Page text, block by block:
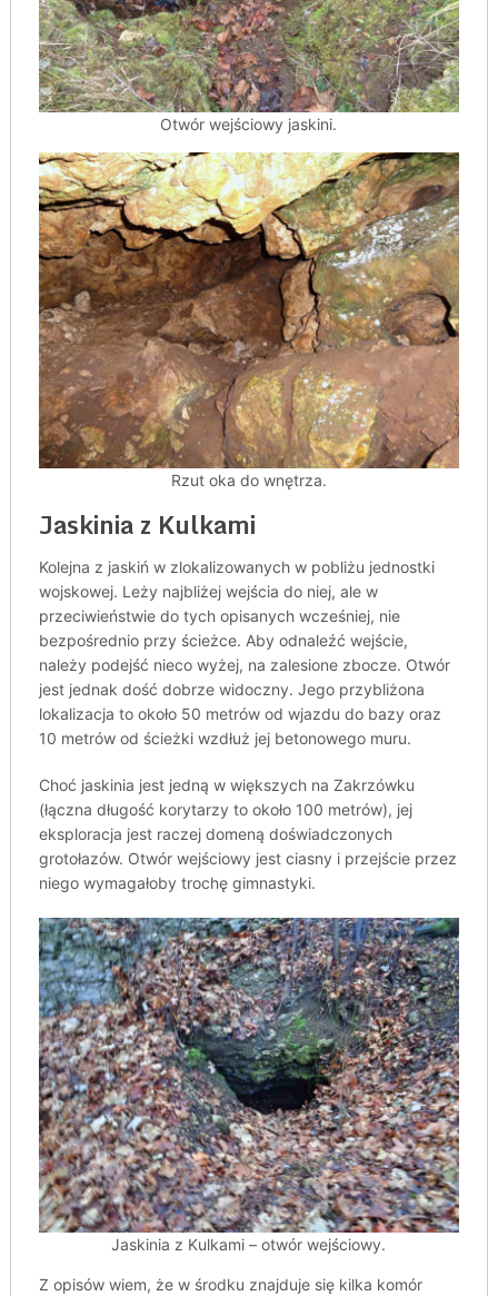
Otwór wejściowy jaskini.
Rzut oka do wnętrza.
Jaskinia z Kulkami
Kolejna z jaskiń w zlokalizowanych w pobliżu jednostki
wojskowej. Leży najbliżej wejścia do niej, ale w
przeciwieństwie do tych opisanych wcześniej, nie
bezpośrednio przy ścieżce. Aby odnaleźć wejście,
należy podejść nieco wyżej, na zalesione zbocze. Otwór
jest jednak dość dobrze widoczny. Jego przybliżona
lokalizacja to około 50 metrów od wjazdu do bazy oraz
10 metrów od ścieżki wzdłuż jej betonowego muru.
Choć jaskinia jest jedną w większych na Zakrzówku
(łączna długość korytarzy to około 100 metrów), jej
eksploracja jest raczej domeną doświadczonych
grotołazów. Otwór wejściowy jest ciasny i przejście przez
niego wymagałoby trochę gimnastyki.
Jaskinia z Kulkami – otwór wejściowy.
Z opisów wiem, że w środku znajduje się kilka komór